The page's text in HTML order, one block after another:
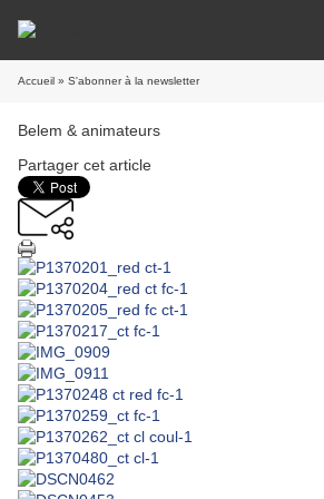
Accueil » S'abonner à la newsletter
Belem & animateurs
Partager cet article